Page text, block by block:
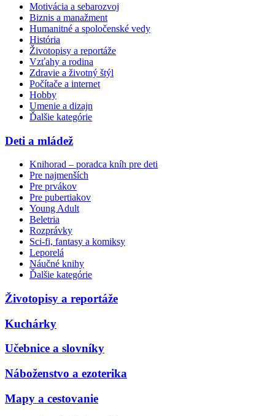
Motivácia a sebarozvoj
Biznis a manažment
Humanitné a spoločenské vedy
História
Životopisy a reportáže
Vzťahy a rodina
Zdravie a životný štýl
Počítače a internet
Hobby
Umenie a dizajn
Ďalšie kategórie
Deti a mládež
Knihorad – poradca kníh pre deti
Pre najmenších
Pre prvákov
Pre pubertiakov
Young Adult
Beletria
Rozprávky
Sci-fi, fantasy a komiksy
Leporelá
Náučné knihy
Ďalšie kategórie
Životopisy a reportáže
Kuchárky
Učebnice a slovníky
Náboženstvo a ezoterika
Mapy a cestovanie